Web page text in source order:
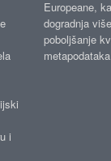
i
Europeane,
dogradnja
poboljšanje